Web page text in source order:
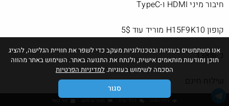
אנו משתמשים בעוגיות ובטכנולוגיות מעקב כדי לשפר את חוויית הגלישה, להציג
תוכן ומודעות מותאמים אישית, ולנתח את התנועה באתר. השימוש באתר מהווה
הסכמה לשימוש בעוגיות. למדיניות הפרטיות
סגור
חיבור מיני HDMI ו-TypeC
קופון H15F9K10 מוריד עוד 5$
כ-138₪
שילוח חינם